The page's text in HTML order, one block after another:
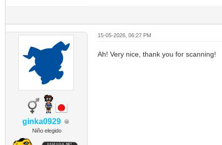
ginka0929
Niño elegido
15-05-2026, 06:27 PM
Ah! Very nice, thank you for scanning!